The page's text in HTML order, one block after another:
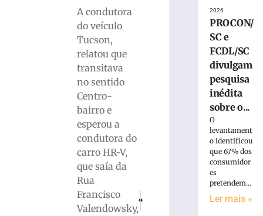
A condutora
do veículo
Tucson,
relatou que
transitava
no sentido
Centro-
bairro e
esperou a
condutora do
carro HR-V,
que saía da
Rua
Francisco
Valendowsky,Senador Jorge Seif visita Acibr e fala
Gaspar
Bombeiros
capturam
jararacuçu
pátio
residência
2026
PROCON/
SC e
FCDL/SC
divulgam
pesquisa
inédita
sobre o...
O
levantament
o identificou
que 67% dos
consumidor
es
pretendem...
Ler mais »